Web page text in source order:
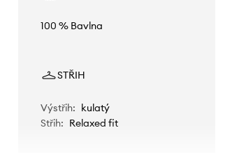
100 % Bavlna
STŘIH
Výstřih: kulatý
Střih: Relaxed fit